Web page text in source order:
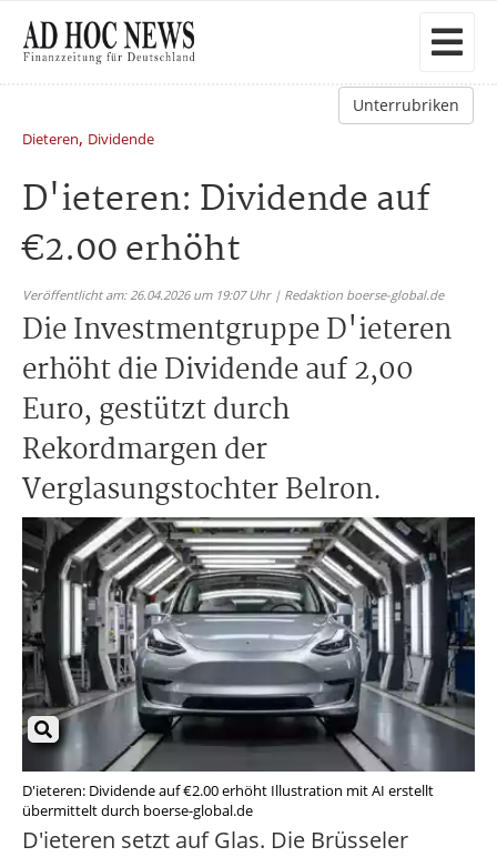
Unterrubriken
Dieteren, Dividende
D'ieteren: Dividende auf
€2.00 erhöht
Veröffentlicht am: 26.04.2026 um 19:07 Uhr | Redaktion boerse-global.de
Die Investmentgruppe D'ieteren
erhöht die Dividende auf 2,00
Euro, gestützt durch
Rekordmargen der
Verglasungstochter Belron.
D'ieteren: Dividende auf €2.00 erhöht Illustration mit AI erstellt
übermittelt durch boerse-global.de
D'ieteren setzt auf Glas. Die Brüsseler